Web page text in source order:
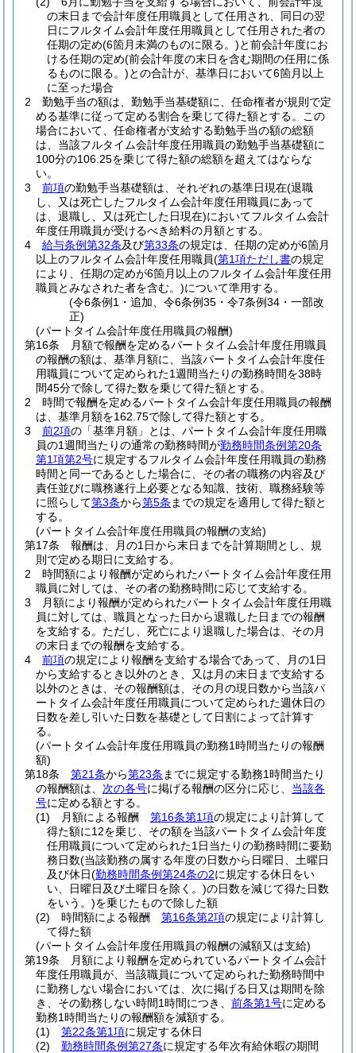
の末日まで会計年度任用職員として任用され、同日の翌
日にフルタイム会計年度任用職員として任用された者の
任期の定め(6箇月未満のものに限る。)と前会計年度にお
ける任期の定め(前会計年度の末日を含む期間の任用に係
るものに限る。)との合計が、基準日において6箇月以上
に至った場合
2
勤勉手当の額は、勤勉手当基礎額に、任命権者が規則で定
める基準に従って定める割合を乗じて得た額とする。
この
場合において、任命権者が支給する勤勉手当の額の総額
は、当該フルタイム会計年度任用職員の勤勉手当基礎額に
100分の106.25を乗じて得た額の総額を超えてはならな
い。
3
前項の勤勉手当基礎額は、それぞれの基準日現在(退職
し、又は死亡したフルタイム会計年度任用職員にあって
は、退職し、又は死亡した日現在)においてフルタイム会計
年度任用職員が受けるべき給料の月額とする。
4
給与条例第32条及び第33条の規定は、任期の定めが6箇月
以上のフルタイム会計年度任用職員(第1項ただし書の規定
により、任期の定めが6箇月以上のフルタイム会計年度任用
職員とみなされた者を含む。)について準用する。
(令6条例1・追加、令6条例35・令7条例34・一部改
正)
(パートタイム会計年度任用職員の報酬)
第16条
月額で報酬を定めるパートタイム会計年度任用職員
の報酬の額は、基準月額に、当該パートタイム会計年度任
用職員について定められた1週間当たりの勤務時間を38時
間45分で除して得た数を乗じて得た額とする。
2
時間で報酬を定めるパートタイム会計年度任用職員の報酬
は、基準月額を162.75で除して得た額とする。
3
前2項の「基準月額」とは、パートタイム会計年度任用職
員の1週間当たりの通常の勤務時間が勤務時間条例第20条
第1項第2号に規定するフルタイム会計年度任用職員の勤務
時間と同一であるとした場合に、その者の職務の内容及び
責任並びに職務遂行上必要となる知識、技術、職務経験等
に照らして第3条から第5条 までの規定を適用して得た額と
する。
(パートタイム会計年度任用職員の報酬の支給)
第17条
報酬は、月の1日から末日までを計算期間とし、規
則で定める期日に支給する。
2
時間額により報酬が定められたパートタイム会計年度任用
職員に対しては、その者の勤務時間に応じて支給する。
3
月額により報酬が定められたパートタイム会計年度任用職
員に対しては、職員となった日から退職した日までの報酬
を支給する。 ただし、死亡により退職した場合は、その月
の末日までの報酬を支給する。
4
前項の規定により報酬を支給する場合であって、月の1日
から支給するとき以外のとき、又は月の末日まで支給する
以外のときは、その報酬額は、その月の現日数から当該パ
ートタイム会計年度任用職員について定められた週休日の
日数を差し引いた日数を基礎として日割によって計算す
る。
(パートタイム会計年度任用職員の勤務1時間当たりの報酬
額)
第18条
第21条から第23条 までに規定する勤務1時間当たり
の報酬額は、 次の各号に掲げる報酬の区分に応じ、 当該各
号に定める額とする。
(1)
月額による報酬 第16条第1項の規定により計算して
得た額に12を乗じ、その額を当該パートタイム会計年度
任用職員について定められた1日当たりの勤務時間に要勤
務日数(当該勤務の属する年度の日数から日曜日、土曜日
及び休日(勤務時間条例第24条の2に規定する休日をい
い、日曜日及び土曜日を除く。)の日数を減じて得た日数
をいう。)を乗じたもので除した額
(2)
時間額による報酬 第16条第2項の規定により計算し
て得た額
(パートタイム会計年度任用職員の報酬の減額又は支給)
第19条
月額により報酬を定められているパートタイム会計
年度任用職員が、当該職員について定められた勤務時間中
に勤務しない場合においては、次に掲げる日又は期間を除
き、その勤務しない時間1時間につき、 前条第1号に定める
勤務1時間当たりの報酬額を減額する。
(1)
第22条第1項に規定する休日
(2)
勤務時間条例第27条に規定する年次有給休暇の期間